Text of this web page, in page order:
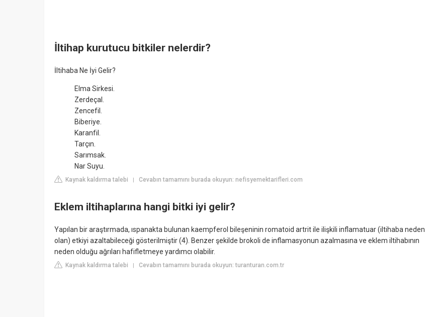
İltihap kurutucu bitkiler nelerdir?
İltihaba Ne İyi Gelir?
Elma Sirkesi.
Zerdeçal.
Zencefil.
Biberiye.
Karanfil.
Tarçın.
Sarımsak.
Nar Suyu.
Kaynak kaldırma talebi Cevabın tamamını burada okuyun: nefisyemektarifleri.com
Eklem iltihaplarına hangi bitki iyi gelir?
Yapılan bir araştırmada, ıspanakta bulunan kaempferol bileşeninin romatoid artrit ile ilişkili inflamatuar (iltihaba neden
olan) etkiyi azaltabileceği gösterilmiştir (4). Benzer şekilde brokoli de inflamasyonun azalmasına ve eklem iltihabının
neden olduğu ağrıları hafifletmeye yardımcı olabilir.
Kaynak kaldırma talebi Cevabın tamamını burada okuyun: turanturan.com.tr